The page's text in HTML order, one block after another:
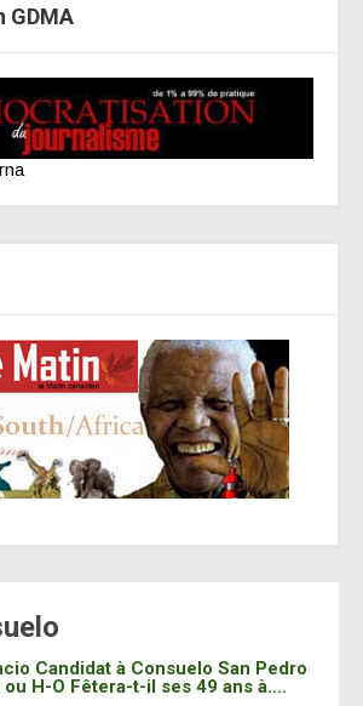
GDMA
Candidat à Consuelo San Pedro
ou H-O Fêtera-t-il ses 49 ans à….